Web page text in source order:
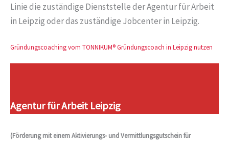
Linie die zuständige Dienststelle der Agentur für Arbeit
in Leipzig oder das zuständige Jobcenter in Leipzig.
Gründungscoaching vom TONNIKUM® Gründungscoach in Leipzig nutzen
Agentur für Arbeit Leipzig
(Förderung mit einem Aktivierungs- und Vermittlungsgutschein für